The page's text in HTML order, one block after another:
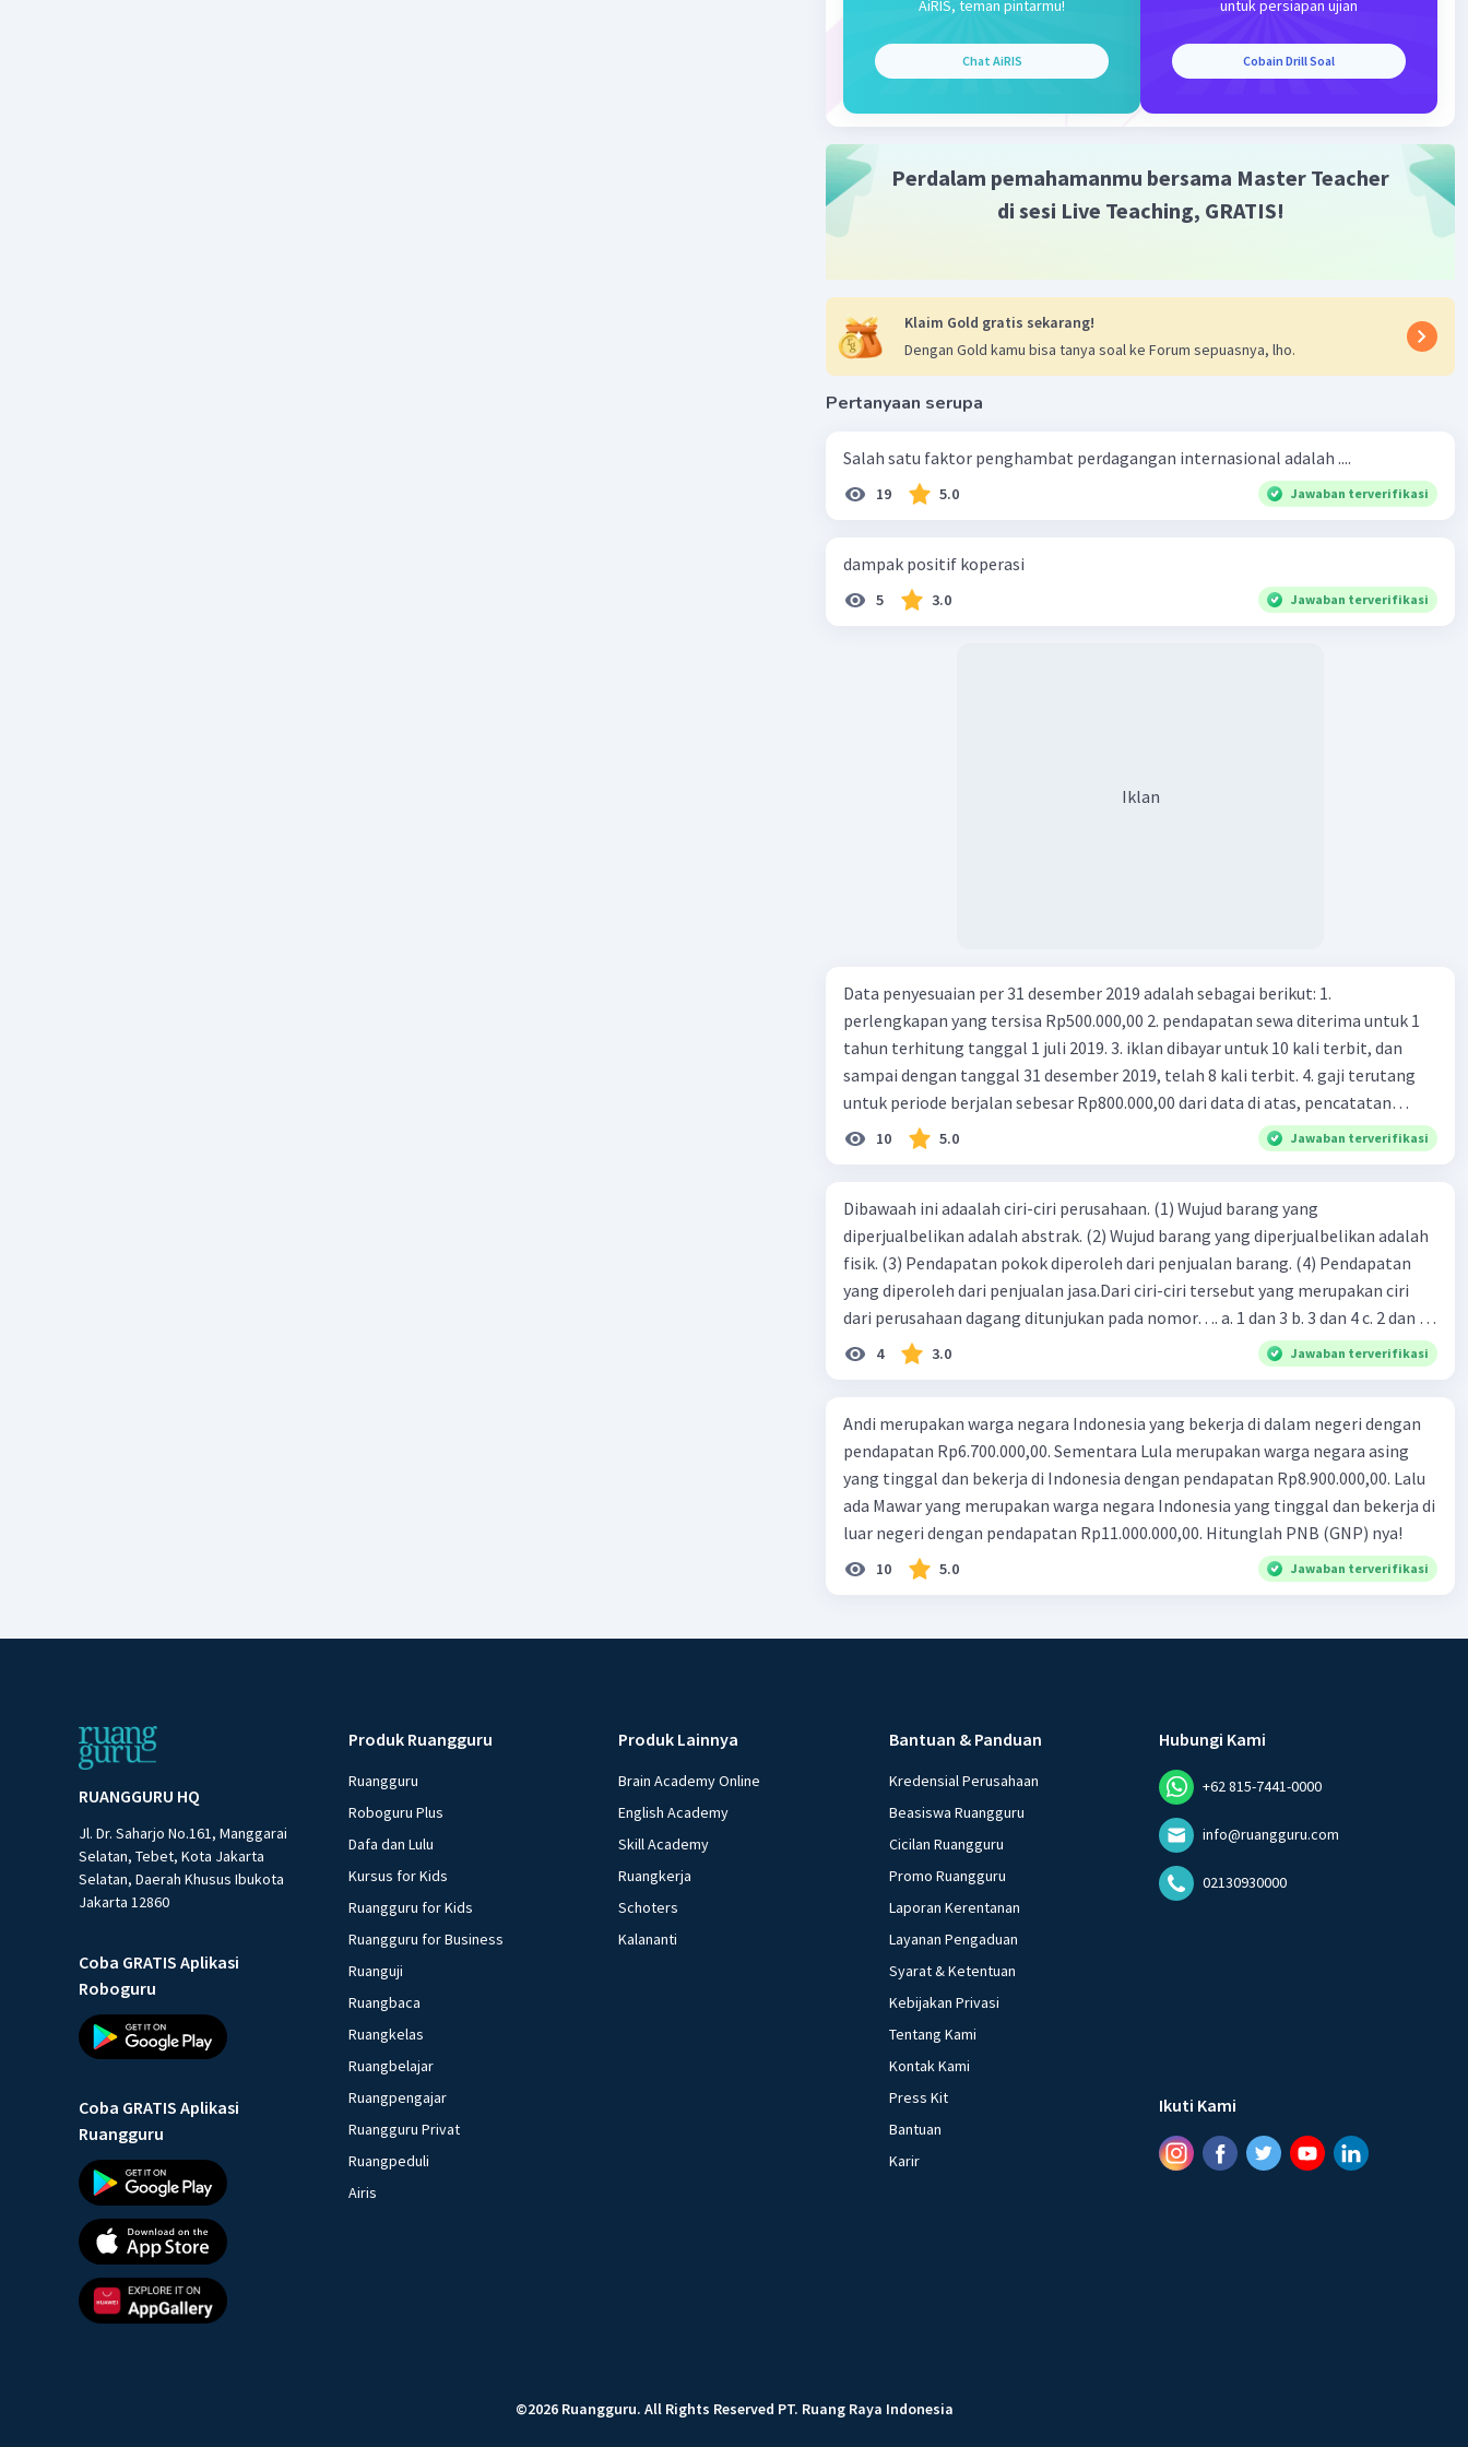
Beri Rating·0.0(0)
AiRIS, teman pintarmu!
Chat AiRIS
untuk persiapan ujian
Cobain Drill Soal
Perdalam pemahamanmu bersama Master Teacher
di sesi Live Teaching, GRATIS!
Klaim Gold gratis sekarang!
Dengan Gold kamu bisa tanya soal ke Forum sepuasnya, lho.
Pertanyaan serupa
Salah satu faktor penghambat perdagangan internasional adalah ....
19 5.0 Jawaban terverifikasi
dampak positif koperasi
5 3.0 Jawaban terverifikasi
Iklan
Data penyesuaian per 31 desember 2019 adalah sebagai berikut: 1.
perlengkapan yang tersisa Rp500.000,00 2. pendapatan sewa diterima untuk 1
tahun terhitung tanggal 1 juli 2019. 3. iklan dibayar untuk 10 kali terbit, dan
sampai dengan tanggal 31 desember 2019, telah 8 kali terbit. 4. gaji terutang
untuk periode berjalan sebesar Rp800.000,00 dari data di atas, pencatatan
jurnal pembalik yang benar adalah ....
10 5.0 Jawaban terverifikasi
Dibawaah ini adaalah ciri-ciri perusahaan. (1) Wujud barang yang
diperjualbelikan adalah abstrak. (2) Wujud barang yang diperjualbelikan adalah
fisik. (3) Pendapatan pokok diperoleh dari penjualan barang. (4) Pendapatan
yang diperoleh dari penjualan jasa.Dari ciri-ciri tersebut yang merupakan ciri
dari perusahaan dagang ditunjukan pada nomor…. a. 1 dan 3 b. 3 dan 4 c. 2 dan 3
d. 1 dan 2 e. 2 dan 4
4 3.0 Jawaban terverifikasi
Andi merupakan warga negara Indonesia yang bekerja di dalam negeri dengan
pendapatan Rp6.700.000,00. Sementara Lula merupakan warga negara asing
yang tinggal dan bekerja di Indonesia dengan pendapatan Rp8.900.000,00. Lalu
ada Mawar yang merupakan warga negara Indonesia yang tinggal dan bekerja di
luar negeri dengan pendapatan Rp11.000.000,00. Hitunglah PNB (GNP) nya!
10 5.0 Jawaban terverifikasi
RUANGGURU HQ
Jl. Dr. Saharjo No.161, Manggarai
Selatan, Tebet, Kota Jakarta
Selatan, Daerah Khusus Ibukota
Jakarta 12860
Coba GRATIS Aplikasi
Roboguru
Coba GRATIS Aplikasi
Ruangguru
Produk Ruangguru
Ruangguru
Roboguru Plus
Dafa dan Lulu
Kursus for Kids
Ruangguru for Kids
Ruangguru for Business
Ruanguji
Ruangbaca
Ruangkelas
Ruangbelajar
Ruangpengajar
Ruangguru Privat
Ruangpeduli
Airis
Produk Lainnya
Brain Academy Online
English Academy
Skill Academy
Ruangkerja
Schoters
Kalananti
Bantuan & Panduan
Kredensial Perusahaan
Beasiswa Ruangguru
Cicilan Ruangguru
Promo Ruangguru
Laporan Kerentanan
Layanan Pengaduan
Syarat & Ketentuan
Kebijakan Privasi
Tentang Kami
Kontak Kami
Press Kit
Bantuan
Karir
Hubungi Kami
+62 815-7441-0000
info@ruangguru.com
02130930000
Ikuti Kami
©2026 Ruangguru. All Rights Reserved PT. Ruang Raya Indonesia